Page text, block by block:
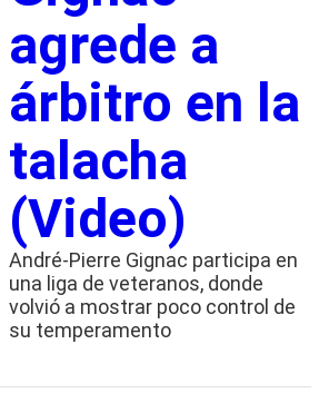
agrede a
árbitro en la
talacha
(Video)
André-Pierre Gignac participa en
una liga de veteranos, donde
volvió a mostrar poco control de
su temperamento